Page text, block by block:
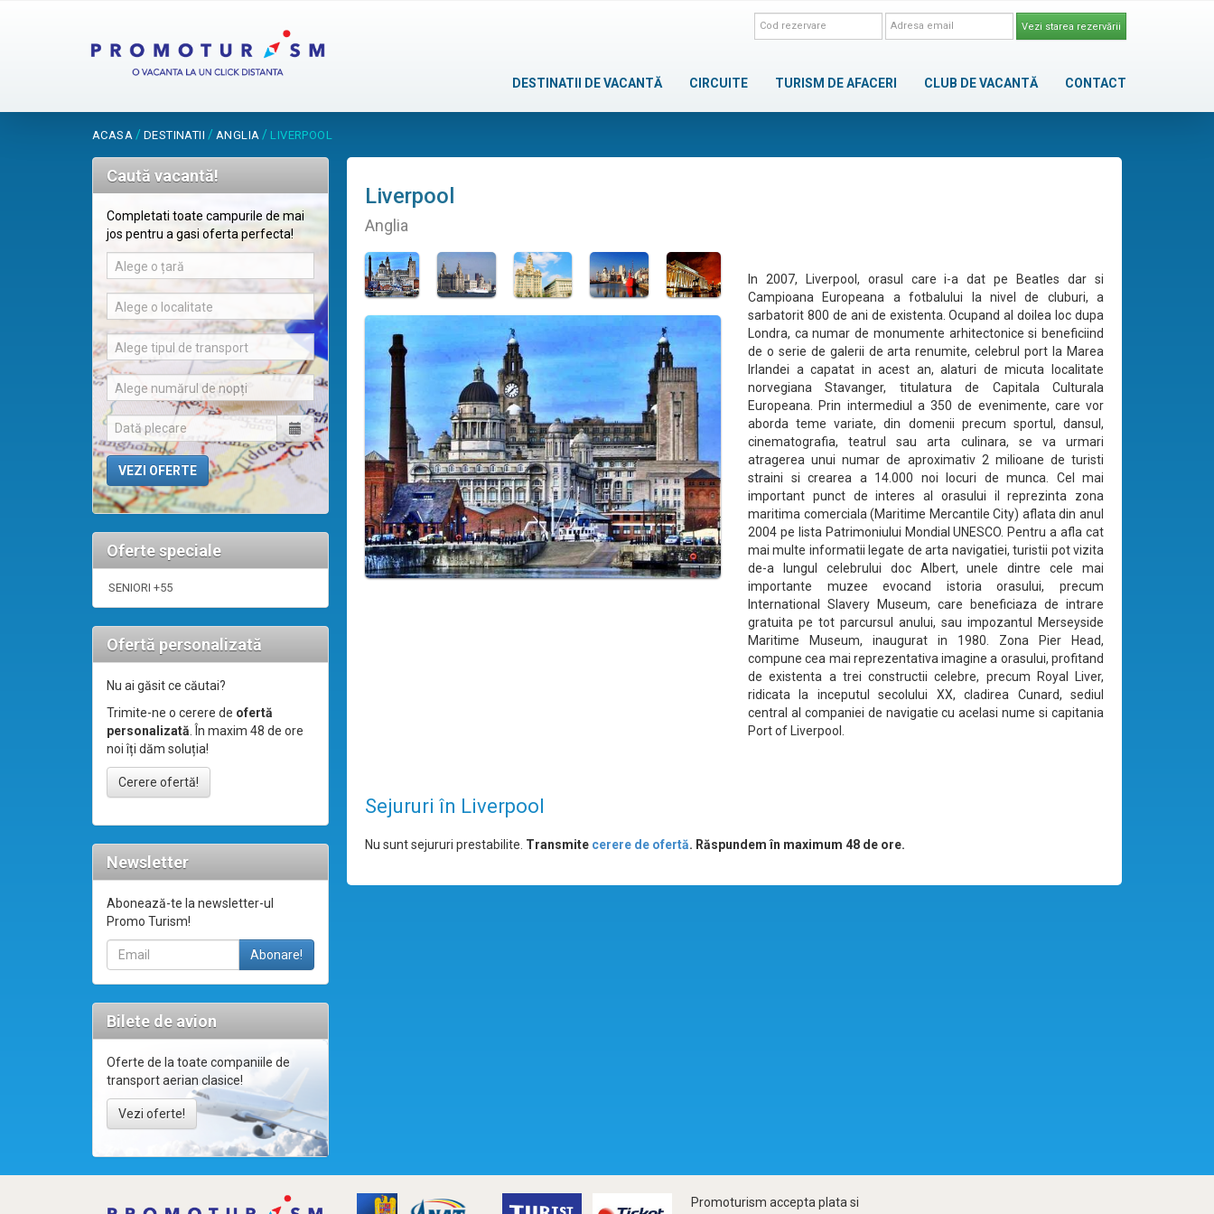
Vezi starea rezervării
DESTINATII DE VACANTĂ CIRCUITE TURISM DE AFACERI CLUB DE VACANTĂ CONTACT
ACASA / DESTINATII / ANGLIA / LIVERPOOL
Caută vacantă!
Completati toate campurile de mai
jos pentru a gasi oferta perfecta!
Alege o țară
Alege o localitate
Alege tipul de transport
Alege numărul de nopți
Oferte speciale
SENIORI +55
Ofertă personalizată
Nu ai găsit ce căutai?
Trimite-ne o cerere de ofertă
personalizată. În maxim 48 de ore
noi îți dăm soluția!
Cerere ofertă!
Newsletter
Abonează-te la newsletter-ul
Promo Turism!
Bilete de avion
Oferte de la toate companiile de
transport aerian clasice!
Vezi oferte!
Liverpool
Anglia
In 2007, Liverpool, orasul care i-a dat pe Beatles dar si
Campioana Europeana a fotbalului la nivel de cluburi, a
sarbatorit 800 de ani de existenta. Ocupand al doilea loc dupa
Londra, ca numar de monumente arhitectonice si beneficiind
de o serie de galerii de arta renumite, celebrul port la Marea
Irlandei a capatat in acest an, alaturi de micuta localitate
norvegiana Stavanger, titulatura de Capitala Culturala
Europeana. Prin intermediul a 350 de evenimente, care vor
aborda teme variate, din domenii precum sportul, dansul,
cinematografia, teatrul sau arta culinara, se va urmari
atragerea unui numar de aproximativ 2 milioane de turisti
straini si crearea a 14.000 noi locuri de munca. Cel mai
important punct de interes al orasului il reprezinta zona
maritima comerciala (Maritime Mercantile City) aflata din anul
2004 pe lista Patrimoniului Mondial UNESCO. Pentru a afla cat
mai multe informatii legate de arta navigatiei, turistii pot vizita
de-a lungul celebrului doc Albert, unele dintre cele mai
importante muzee evocand istoria orasului, precum
International Slavery Museum, care beneficiaza de intrare
gratuita pe tot parcursul anului, sau impozantul Merseyside
Maritime Museum, inaugurat in 1980. Zona Pier Head,
compune cea mai reprezentativa imagine a orasului, profitand
de existenta a trei constructii celebre, precum Royal Liver,
ridicata la inceputul secolului XX, cladirea Cunard, sediul
central al companiei de navigatie cu acelasi nume si capitania
Port of Liverpool.
Sejururi în Liverpool
Nu sunt sejururi prestabilite. Transmite cerere de ofertă. Răspundem în maximum 48 de ore.
Promoturism accepta plata si